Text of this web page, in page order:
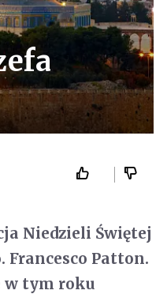
Niedzieli Świętej
Francesco Patton.
w tym roku